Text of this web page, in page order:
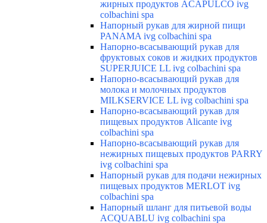
жирных продуктов ACAPULCO ivg
colbachini spa
Напорный рукав для жирной пищи
PANAMA ivg colbachini spa
Напорно-всасывающий рукав для
фруктовых соков и жидких продуктов
SUPERJUICE LL ivg colbachini spa
Напорно-всасывающий рукав для
молока и молочных продуктов
MILKSERVICE LL ivg colbachini spa
Напорно-всасывающий рукав для
пищевых продуктов Alicante ivg
colbachini spa
Напорно-всасывающий рукав для
нежирных пищевых продуктов PARRY
ivg colbachini spa
Напорный рукав для подачи нежирных
пищевых продуктов MERLOT ivg
colbachini spa
Напорный шланг для питьевой воды
ACQUABLU ivg colbachini spa